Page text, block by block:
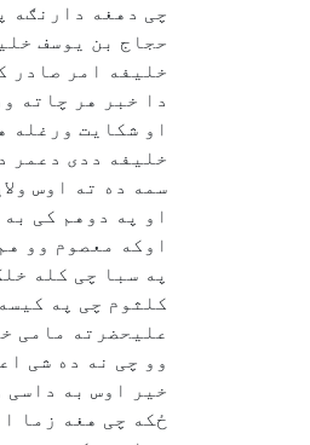
چی دهغه دارنګه
حجاج بن یوسف
خلیفه امر صادر
دا خبر هر چاته
او شکایت ورغله
خلیفه ددی دعمر
سمه ده ته اوس
او په دوهم کی
اوکه معصوم وو
په سبا چی کله
کلثوم چی په
علیحضرته مامی
وو چی نه ده شی
خیر اوس به داسی
ځکه چی هغه زما